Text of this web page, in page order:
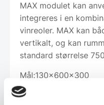
MAX modulet kan
integreres i en
vinreoler. MAX kan
vertikalt, og kan
standard størrelse
Mål:130x600x300